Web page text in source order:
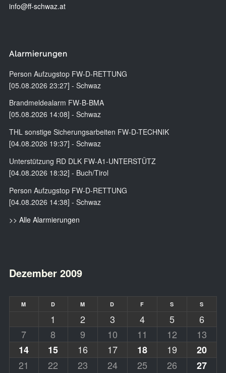
info@ff-schwaz.at
Alarmierungen
Person Aufzugstop FW-D-RETTUNG
[05.08.2026 23:27] - Schwaz
Brandmeldealarm FW-B-BMA
[05.08.2026 14:08] - Schwaz
THL sonstige Sicherungsarbeiten FW-D-TECHNIK
[04.08.2026 19:37] - Schwaz
Unterstützung RD DLK FW-A1-UNTERSTÜTZ
[04.08.2026 18:32] - Buch/Tirol
Person Aufzugstop FW-D-RETTUNG
[04.08.2026 14:38] - Schwaz
>> Alle Alarmierungen
Dezember 2009
M D M D F S S
1 2 3 4 5
6
7
8 9 10 11 12
13
14
15 16 17 18 19
20
21
22 23 24 25 26 27